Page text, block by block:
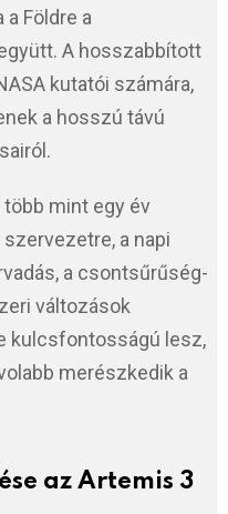
Földre a
A hosszabbított
kutatói számára,
a hosszú távú
mint egy év
a napi
a csontsűrűség-
változások
kulcsfontosságú lesz,
merészkedik a
az Artemis 3